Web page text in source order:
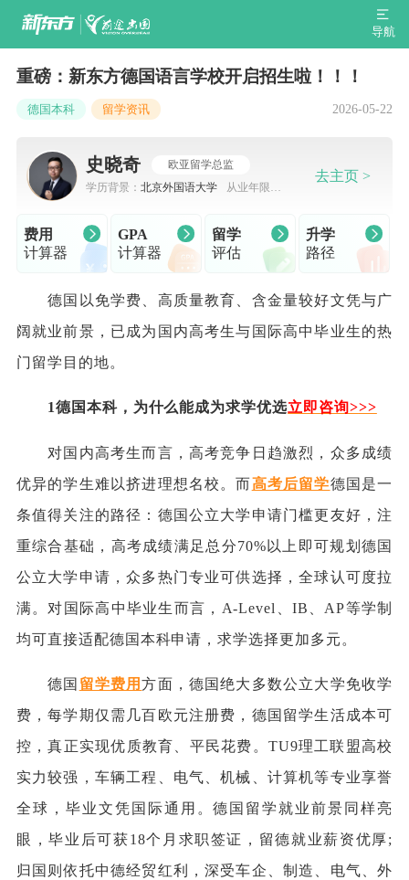
导航
重磅：新东方德国语言学校开启招生啦！！！
德国本科 留学资讯 2026-05-22
史晓奇
欧亚留学总监
学历背景： 北京外国语大学
从业年限：
去主页 >
费用
计算器
GPA
计算器
留学
评估
升学
路径
德国以免学费、高质量教育、含金量较好文凭与广
阔就业前景，已成为国内高考生与国际高中毕业生的热
门留学目的地。
1德国本科，为什么能成为求学优选立即咨询>>>
对国内高考生而言，高考竞争日趋激烈，众多成绩
优异的学生难以挤进理想名校。而高考后留学德国是一
条值得关注的路径：德国公立大学申请门槛更友好，注
重综合基础，高考成绩满足总分70%以上即可规划德国
公立大学申请，众多热门专业可供选择，全球认可度拉
满。对国际高中毕业生而言，A-Level、IB、AP等学制
均可直接适配德国本科申请，求学选择更加多元。
德国 留学费用方面，德国绝大多数公立大学免收学
费，每学期仅需几百欧元注册费，德国留学生活成本可
控，真正实现优质教育、平民花费。TU9理工联盟高校
实力较强，车辆工程、电气、机械、计算机等专业享誉
全球，毕业文凭国际通用。德国留学就业前景同样亮
眼，毕业后可获18个月求职签证，留德就业薪资优厚;
归国则依托中德经贸红利，深受车企、制造、电气、外